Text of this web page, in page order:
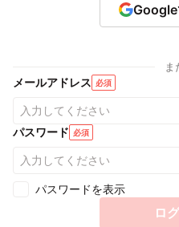
Google
ま
メールアドレス 必須
パスワード 必須
パスワードを表示
ロ